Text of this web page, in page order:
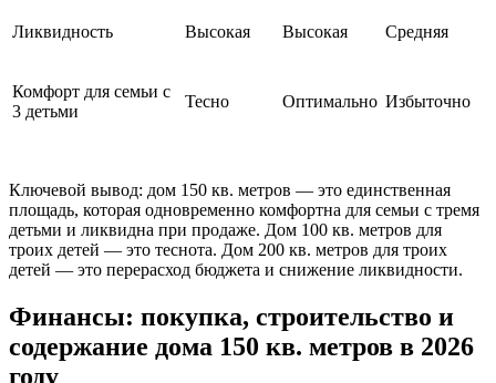
Ликвидность Высокая Высокая Средняя
Комфорт для семьи с
3 детьми
Тесно Оптимально Избыточно
Ключевой вывод: дом 150 кв. метров — это единственная
площадь, которая одновременно комфортна для семьи с тремя
детьми и ликвидна при продаже. Дом 100 кв. метров для
троих детей — это теснота. Дом 200 кв. метров для троих
детей — это перерасход бюджета и снижение ликвидности.
Финансы: покупка, строительство и
содержание дома 150 кв. метров в 2026
году